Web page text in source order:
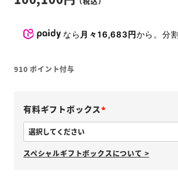
なら 月々16,683円から。分
910 ポイント付与
有料ギフトボックス
必
須
スペシャルギフトボックスについて >